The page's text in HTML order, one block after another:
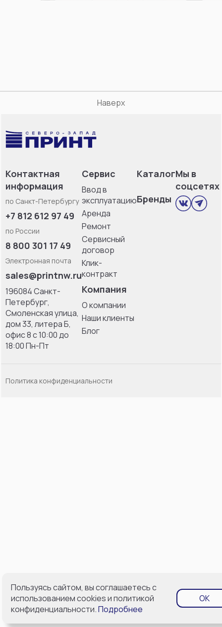
Наверх
Контактная
информация
по Санкт-Петербургу
+7 812 612 97 49
по России
8 800 301 17 49
Электронная почта
sales@printnw.ru
196084 Санкт-
Петербург,
Смоленская улица,
дом 33, литерa Б,
офис 8 с 10:00 до
18:00 Пн-Пт
Сервис
Ввод в
эксплуатацию
Аренда
Ремонт
Сервисный
договор
Клик-
контракт
Компания
О компании
Наши клиенты
Блог
Каталог
Бренды
Мы в
соцсетях
Политика конфиденциальности
Пользуясь сайтом, вы соглашаетесь с
использованием cookies и политикой
конфиденциальности.Подробнее
OK